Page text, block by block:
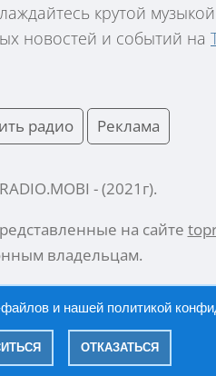
крутой
новостей и событий на
радио Реклама
- (2021 г).
на сайте
владельцам.
| English
|Правообладателям
файлов и нашей политикой
ОТКАЗАТЬСЯ